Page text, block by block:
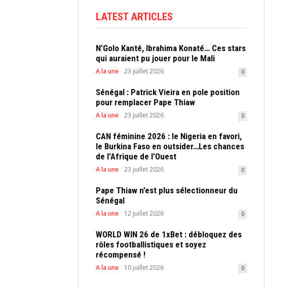
LATEST ARTICLES
N’Golo Kanté, Ibrahima Konaté… Ces stars
qui auraient pu jouer pour le Mali
A la une 23 juillet 2026 0
Sénégal : Patrick Vieira en pole position
pour remplacer Pape Thiaw
A la une 23 juillet 2026 0
CAN féminine 2026 : le Nigeria en favori,
le Burkina Faso en outsider…Les chances
de l’Afrique de l’Ouest
A la une 23 juillet 2026 0
Pape Thiaw n’est plus sélectionneur du
Sénégal
A la une 12 juillet 2026 0
WORLD WIN 26 de 1xBet : débloquez des
rôles footballistiques et soyez
récompensé !
A la une 10 juillet 2026 0